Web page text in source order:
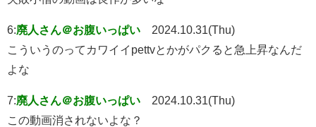
6:廃人さん＠お腹いっぱい
2024.10.31(Thu)
こういうのってカワイイpettvとかがパクると急上昇なんだ
よな
7:廃人さん＠お腹いっぱい
2024.10.31(Thu)
この動画消されないよな？